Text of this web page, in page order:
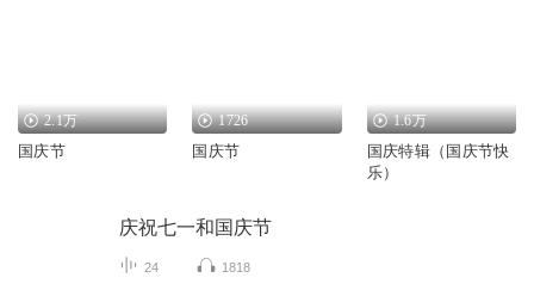
2.1万
国庆节
1726
国庆节
1.6万
国庆特辑（国庆节快
乐）
庆祝七一和国庆节
24 1818